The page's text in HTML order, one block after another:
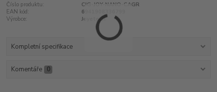
Číslo produktu:
CIG-JOY-NANO-CAGR
EAN kód:
6941908336799
Výrobce:
Joyetech
Kompletní specifikace
Komentáře 0